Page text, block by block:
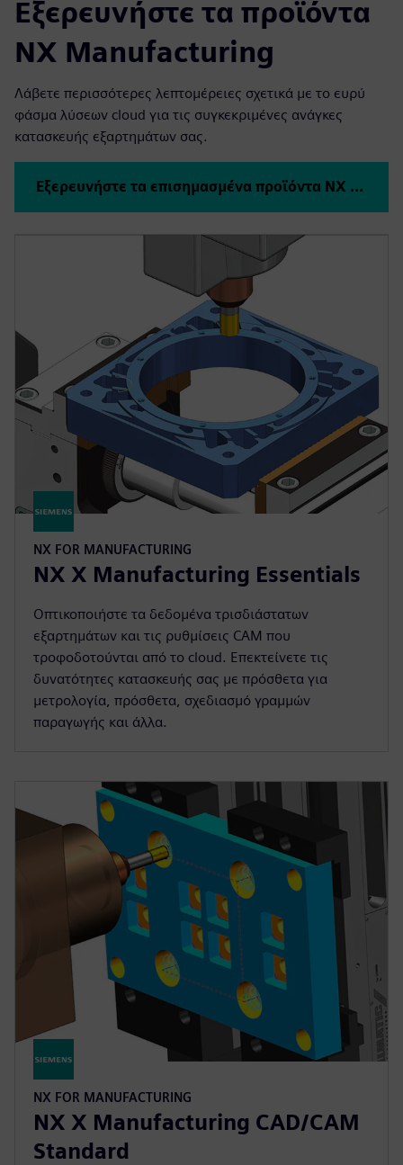
Εξερευνήστε τα προϊόντα
NX Manufacturing
Λάβετε περισσότερες λεπτομέρειες σχετικά με το ευρύ
φάσμα λύσεων cloud για τις συγκεκριμένες ανάγκες
κατασκευής εξαρτημάτων σας.
Εξερευνήστε τα επισημασμένα προϊόντα NX CAD και CAM παρακάτω ή κάντε κλικ για να δείτε όλα τα προϊόντα NX
NX FOR MANUFACTURING
NX X Manufacturing Essentials
Οπτικοποιήστε τα δεδομένα τρισδιάστατων
εξαρτημάτων και τις ρυθμίσεις CAM που
τροφοδοτούνται από το cloud. Επεκτείνετε τις
δυνατότητες κατασκευής σας με πρόσθετα για
μετρολογία, πρόσθετα, σχεδιασμό γραμμών
παραγωγής και άλλα.
NX FOR MANUFACTURING
NX X Manufacturing CAD/CAM
Standard